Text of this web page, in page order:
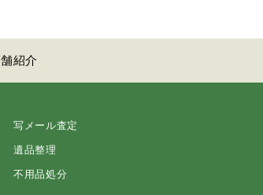
紹介
写メール査定
遺品整理
不用品処分